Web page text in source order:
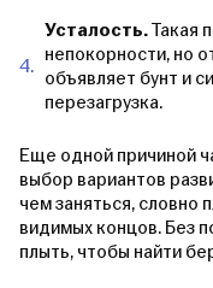
Усталость.Такая
непокорности, но
объявляет бунт и
перезагрузка.
Еще одной причиной
выбор вариантов
чем заняться, словно
видимых концов. Без
плыть, чтобы найти